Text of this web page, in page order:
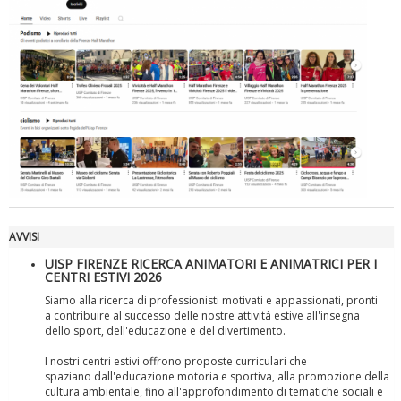
Luglio 2026: "Pensando con i piedi, si possono fare le
rivoluzioni"
Tiziano Pesce a Radio InBlu2000 traccia il bilancio della stagione
AVVISI
UISP FIRENZE RICERCA ANIMATORI E ANIMATRICI PER I
CENTRI ESTIVI 2026
Siamo alla ricerca di professionisti motivati e appassionati, pronti
a contribuire al successo delle nostre attività estive all'insegna
dello sport, dell'educazione e del divertimento.
I nostri centri estivi offrono proposte curriculari che
spaziano dall'educazione motoria e sportiva, alla promozione della
cultura ambientale, fino all'approfondimento di tematiche sociali e